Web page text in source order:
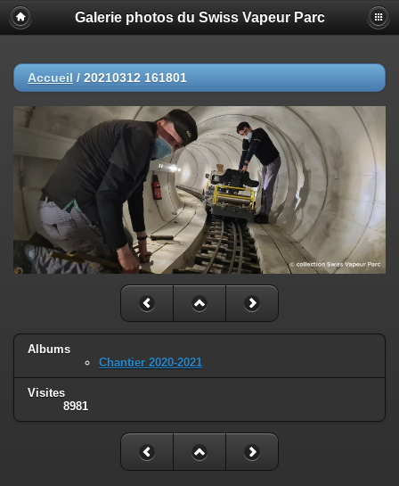
Galerie photos du Swiss Vapeur Parc
Accueil / 20210312 161801
Albums
Chantier 2020-2021
Visites
8981